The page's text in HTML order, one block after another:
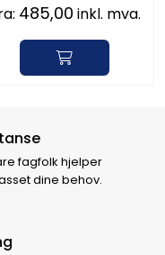
485,00 inkl. mva.
fagfolk hjelper
dine behov.